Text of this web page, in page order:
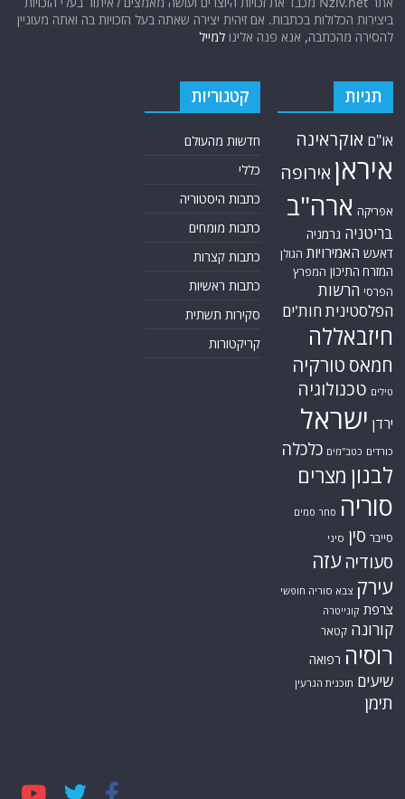
איראןאירופה
ארה"ב
בריטניה גרמניה
דאעש האמירויות
הפרסי הרשות
הפלסטינית
חיזבאללה
חמאסטורקיה
טילים טכנולוגיה
ירדןישראל
כלכלה
לבנוןמצרים
סוריה סחר סמים
סייבר סין סיני
סעודיהעזה
עירק
צבא סוריה חופשי
צרפת
קורונה קטאר
רוסיה רפואה
שיעים תוכנית הגרעין
תימן
כללי
כתבות מומחים
כתבות קצרות
כתבות ראשיות
סקירות תשתית
קריקטורות